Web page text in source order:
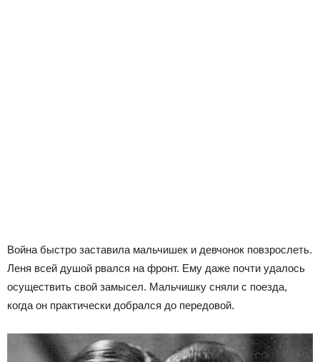
Война быстро заставила мальчишек и девчонок повзрослеть.
Леня всей душой рвался на фронт. Ему даже почти удалось
осуществить свой замысел. Мальчишку сняли с поезда,
когда он практически добрался до передовой.